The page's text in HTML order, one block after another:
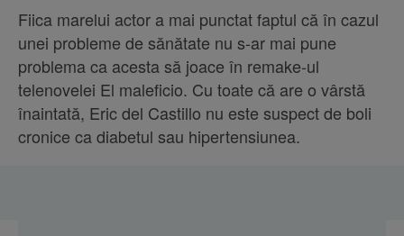
Fiica marelui actor a mai punctat faptul că în cazul
unei probleme de sănătate nu s-ar mai pune
problema ca acesta să joace în remake-ul
telenovelei El maleficio. Cu toate că are o vârstă
înaintată, Eric del Castillo nu este suspect de boli
cronice ca diabetul sau hipertensiunea.